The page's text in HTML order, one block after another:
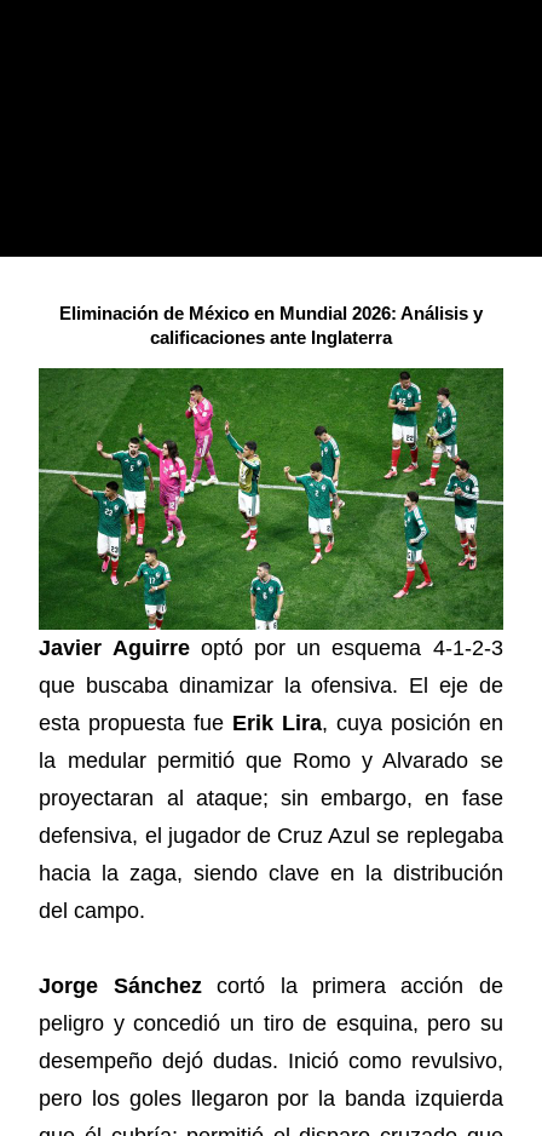
Eliminación de México en Mundial 2026: Análisis y
calificaciones ante Inglaterra
Javier Aguirreoptó por un esquema 4-1-2-3
que buscaba dinamizar la ofensiva. El eje de
esta propuesta fue Erik Lira, cuya posición en
la medular permitió que Romo y Alvarado se
proyectaran al ataque; sin embargo, en fase
defensiva, el jugador de Cruz Azul se replegaba
hacia la zaga, siendo clave en la distribución
del campo.
Jorge Sánchezcortó la primera acción de
peligro y concedió un tiro de esquina, pero su
desempeño dejó dudas. Inició como revulsivo,
pero los goles llegaron por la banda izquierda